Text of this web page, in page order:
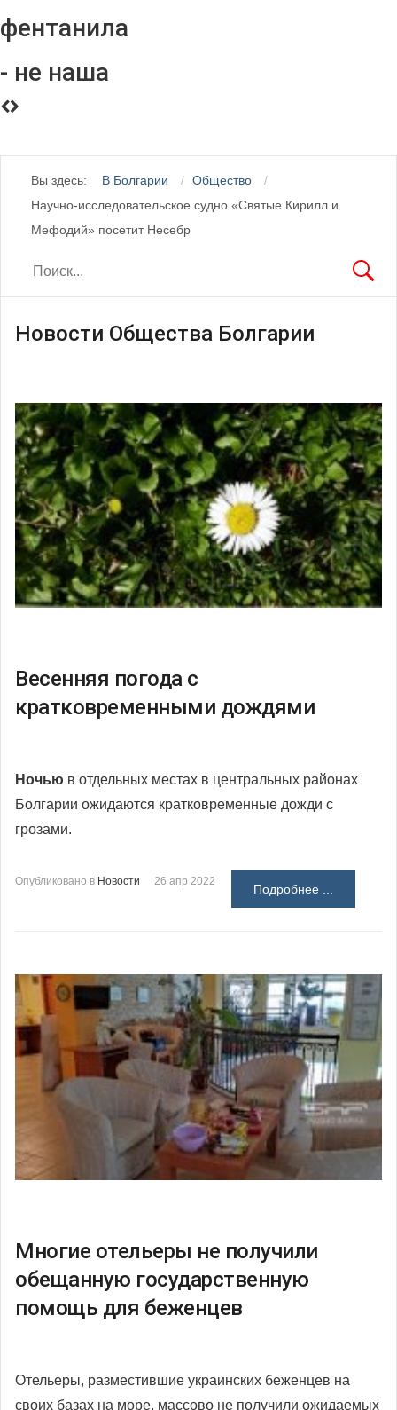
фентанила
- не наша
Вы здесь: В Болгарии
Общество
Научно-исследовательское судно «Святые Кирилл и
Мефодий» посетит Несебр
Новости Общества Болгарии
Весенняя погода с
кратковременными дождями
Ночью в отдельных местах в центральных районах
Болгарии ожидаются кратковременные дожди с
грозами.
Опубликовано в Новости 26 апр 2022
Подробнее ...
Многие отельеры не получили
обещанную государственную
помощь для беженцев
Отельеры, разместившие украинских беженцев на
своих базах на море, массово не получили ожидаемых